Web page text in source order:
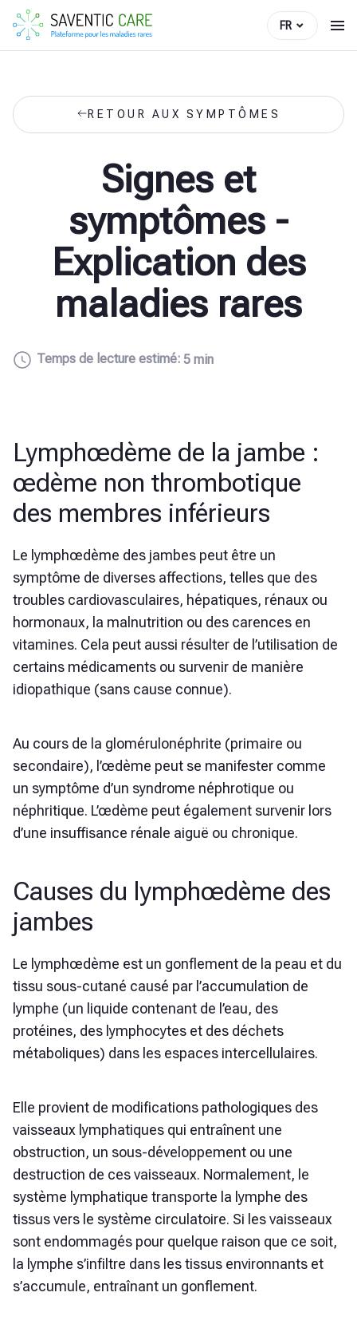
FR
RETOUR AUX SYMPTÔMES
Signes et
symptômes -
Explication des
maladies rares
Temps de lecture estimé: 5 min
Lymphœdème de la jambe :
œdème non thrombotique
des membres inférieurs
Le lymphœdème des jambes peut être un
symptôme de diverses affections, telles que des
troubles cardiovasculaires, hépatiques, rénaux ou
hormonaux, la malnutrition ou des carences en
vitamines. Cela peut aussi résulter de l’utilisation de
certains médicaments ou survenir de manière
idiopathique (sans cause connue).
Au cours de la glomérulonéphrite (primaire ou
secondaire), l’œdème peut se manifester comme
un symptôme d’un syndrome néphrotique ou
néphritique. L’œdème peut également survenir lors
d’une insuffisance rénale aiguë ou chronique.
Causes du lymphœdème des
jambes
Le lymphœdème est un gonflement de la peau et du
tissu sous-cutané causé par l’accumulation de
lymphe (un liquide contenant de l’eau, des
protéines, des lymphocytes et des déchets
métaboliques) dans les espaces intercellulaires.
Elle provient de modifications pathologiques des
vaisseaux lymphatiques qui entraînent une
obstruction, un sous-développement ou une
destruction de ces vaisseaux. Normalement, le
système lymphatique transporte la lymphe des
tissus vers le système circulatoire. Si les vaisseaux
sont endommagés pour quelque raison que ce soit,
la lymphe s’infiltre dans les tissus environnants et
s’accumule, entraînant un gonflement.